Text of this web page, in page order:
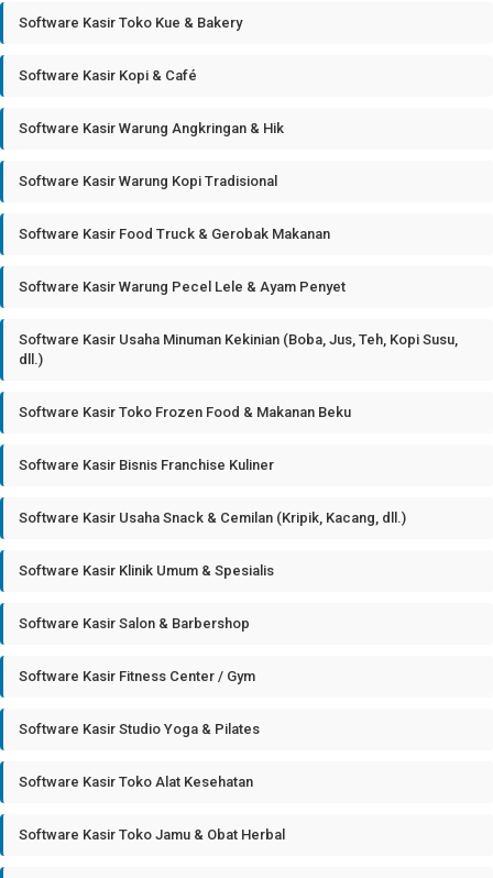
Software Kasir Toko Kue & Bakery
Software Kasir Kopi & Café
Software Kasir Warung Angkringan & Hik
Software Kasir Warung Kopi Tradisional
Software Kasir Food Truck & Gerobak Makanan
Software Kasir Warung Pecel Lele & Ayam Penyet
Software Kasir Usaha Minuman Kekinian (Boba, Jus, Teh, Kopi Susu,
dll.)
Software Kasir Toko Frozen Food & Makanan Beku
Software Kasir Bisnis Franchise Kuliner
Software Kasir Usaha Snack & Cemilan (Kripik, Kacang, dll.)
Software Kasir Klinik Umum & Spesialis
Software Kasir Salon & Barbershop
Software Kasir Fitness Center / Gym
Software Kasir Studio Yoga & Pilates
Software Kasir Toko Alat Kesehatan
Software Kasir Toko Jamu & Obat Herbal